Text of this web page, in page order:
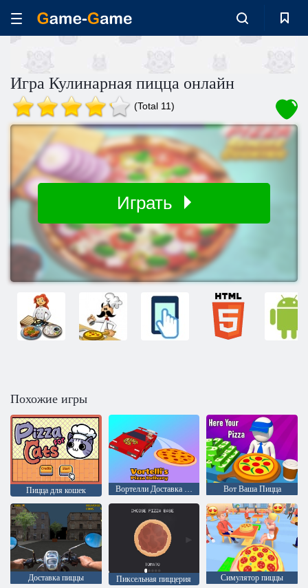
Игра Кулинарная пицца онлайн
(Total 11)
Играть
Похожие игры
Пицца для кошек Вортелли Доставка пиццы Вот Ваша Пицца
Доставка пиццы Пиксельная пиццерия Симулятор пиццы